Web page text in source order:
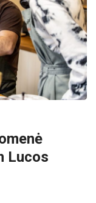
Lucos